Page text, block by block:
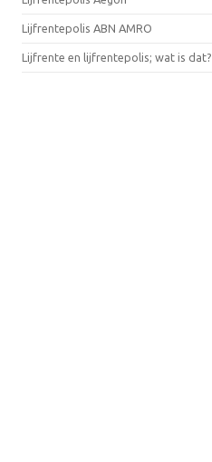
Lijfrentepolis ABN AMRO
Lijfrente en lijfrentepolis; wat is dat?